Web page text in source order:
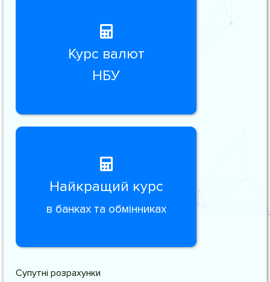
Курс валют
НБУ
Найкращий курс
в банках та обмінниках
Супутні розрахунки